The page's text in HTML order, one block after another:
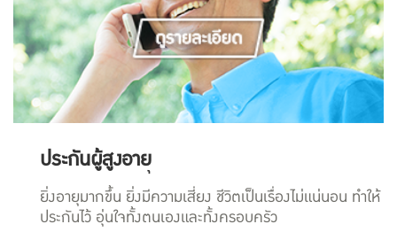
ประกันผู้สูงอาย
ยิ่งอายุมากขึ้น ยิ่งมีความเสี่ยง ชีวิตเป็นเรื่องไม่แน่นอน ทำให้
ประกันไว้ อุ่นใจทั้งตนเองและทั้งครอบครัว